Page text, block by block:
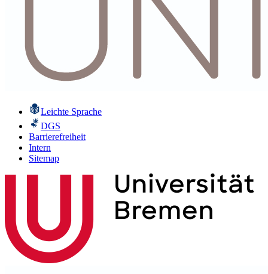
Leichte Sprache
DGS
Barrierefreiheit
Intern
Sitemap